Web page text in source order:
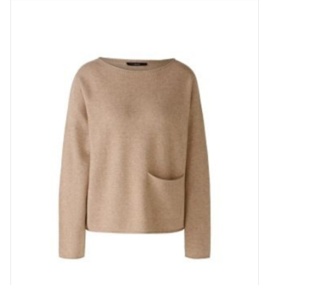
Feest Kleding